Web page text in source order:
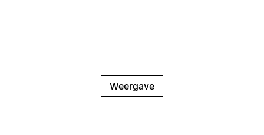
Weergave